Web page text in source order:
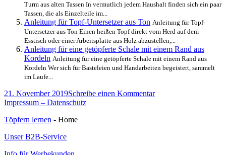
Turm aus alten Tassen In vermutlich jedem Haushalt finden sich ein paar
Tassen, die als Einzelteile im...
Anleitung für Topf-Untersetzer aus Ton Anleitung für Topf-
Untersetzer aus Ton Einen heißen Topf direkt vom Herd auf dem
Esstisch oder einer Arbeitsplatte aus Holz abzustellen,...
Anleitung für eine getöpferte Schale mit einem Rand aus
Kordeln Anleitung für eine getöpferte Schale mit einem Rand aus
Kordeln Wer sich für Basteleien und Handarbeiten begeistert, sammelt
im Laufe...
Veröffentlicht
am
21. November 2019Schreibe einen Kommentarzu
Impressum – Datenschutz
Töpfern lernen - Home
Unser B2B-Service